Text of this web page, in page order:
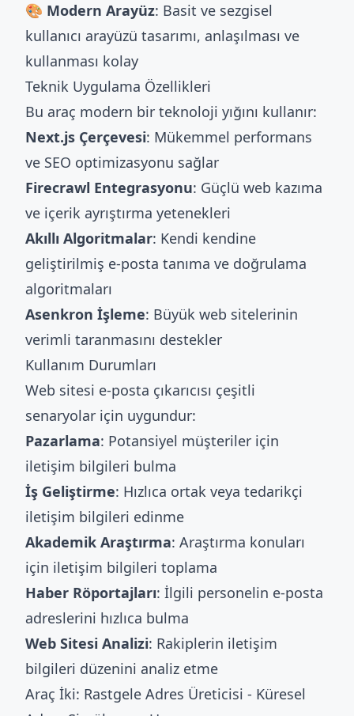
🎨 Modern Arayüz: Basit ve sezgisel
kullanıcı arayüzü tasarımı, anlaşılması ve
kullanması kolay
Teknik Uygulama Özellikleri
Bu araç modern bir teknoloji yığını kullanır:
Next.js Çerçevesi: Mükemmel performans
ve SEO optimizasyonu sağlar
Firecrawl Entegrasyonu: Güçlü web kazıma
ve içerik ayrıştırma yetenekleri
Akıllı Algoritmalar: Kendi kendine
geliştirilmiş e-posta tanıma ve doğrulama
algoritmaları
Asenkron İşleme: Büyük web sitelerinin
verimli taranmasını destekler
Kullanım Durumları
Web sitesi e-posta çıkarıcısı çeşitli
senaryolar için uygundur:
Pazarlama: Potansiyel müşteriler için
iletişim bilgileri bulma
İş Geliştirme: Hızlıca ortak veya tedarikçi
iletişim bilgileri edinme
Akademik Araştırma: Araştırma konuları
için iletişim bilgileri toplama
Haber Röportajları: İlgili personelin e-posta
adreslerini hızlıca bulma
Web Sitesi Analizi: Rakiplerin iletişim
bilgileri düzenini analiz etme
Araç İki: Rastgele Adres Üreticisi - Küresel